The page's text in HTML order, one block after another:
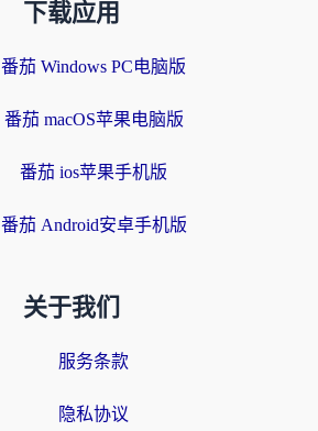
下载应用
番茄 Windows PC电脑版
番茄 macOS苹果电脑版
番茄 ios苹果手机版
番茄 Android安卓手机版
关于我们
服务条款
隐私协议